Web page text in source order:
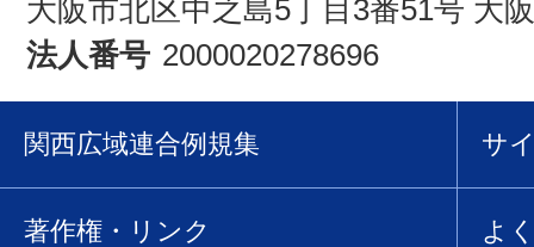
大阪市北区中之島5丁目3番51号 大
法人番号 2000020278696
関西広域連合例規集 サ
著作権・リンク よ